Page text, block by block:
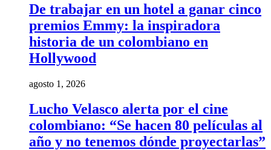
De trabajar en un hotel a ganar cinco
premios Emmy: la inspiradora
historia de un colombiano en
Hollywood
agosto 1, 2026
Lucho Velasco alerta por el cine
colombiano: “Se hacen 80 películas al
año y no tenemos dónde proyectarlas”